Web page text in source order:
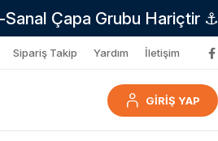
Çapa Grubu Hariçtir ⚓
Sipariş Takip Yardım İletişim
GİRİŞ YAP